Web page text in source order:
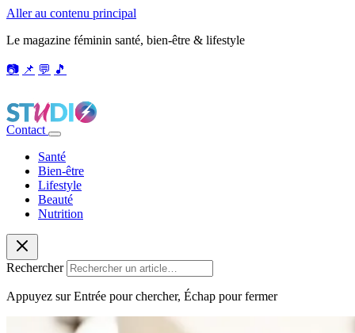
Aller au contenu principal
Le magazine féminin santé, bien-être & lifestyle
📷 📌 💬 🎵
Contact
Santé
Bien-être
Lifestyle
Beauté
Nutrition
Rechercher
Appuyez sur Entrée pour chercher, Échap pour fermer